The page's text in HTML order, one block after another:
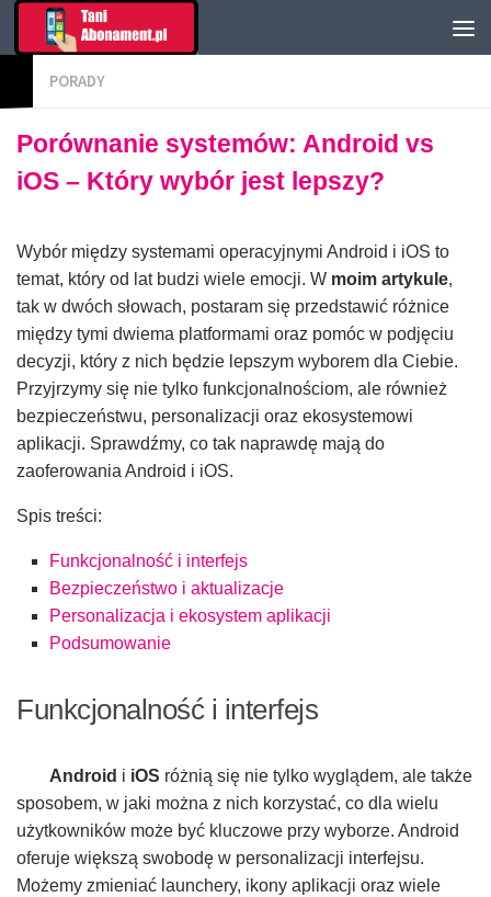
PORADY
Porównanie systemów: Android vs
iOS – Który wybór jest lepszy?
Wybór między systemami operacyjnymi Android i iOS to
temat, który od lat budzi wiele emocji. W moim artykule,
tak w dwóch słowach, postaram się przedstawić różnice
między tymi dwiema platformami oraz pomóc w podjęciu
decyzji, który z nich będzie lepszym wyborem dla Ciebie.
Przyjrzymy się nie tylko funkcjonalnościom, ale również
bezpieczeństwu, personalizacji oraz ekosystemowi
aplikacji. Sprawdźmy, co tak naprawdę mają do
zaoferowania Android i iOS.
Spis treści:
Funkcjonalność i interfejs
Bezpieczeństwo i aktualizacje
Personalizacja i ekosystem aplikacji
Podsumowanie
Funkcjonalność i interfejs
Android i iOS różnią się nie tylko wyglądem, ale także
sposobem, w jaki można z nich korzystać, co dla wielu
użytkowników może być kluczowe przy wyborze. Android
oferuje większą swobodę w personalizacji interfejsu.
Możemy zmieniać launchery, ikony aplikacji oraz wiele